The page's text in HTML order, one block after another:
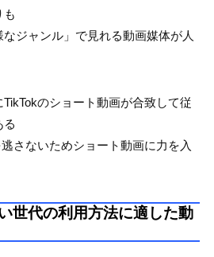
も
なジャンル」で見れる動画媒体が人
のショート動画が合致して従
る
さないためショート動画に力を入
世代の利用方法に適した動